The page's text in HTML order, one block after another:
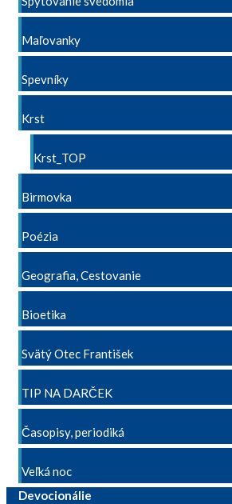
Maľovanky
Spevníky
Krst
Krst_TOP
Birmovka
Poézia
Geografia, Cestovanie
Bioetika
Svätý Otec František
TIP NA DARČEK
Časopisy, periodiká
Veľká noc
Devocionálie